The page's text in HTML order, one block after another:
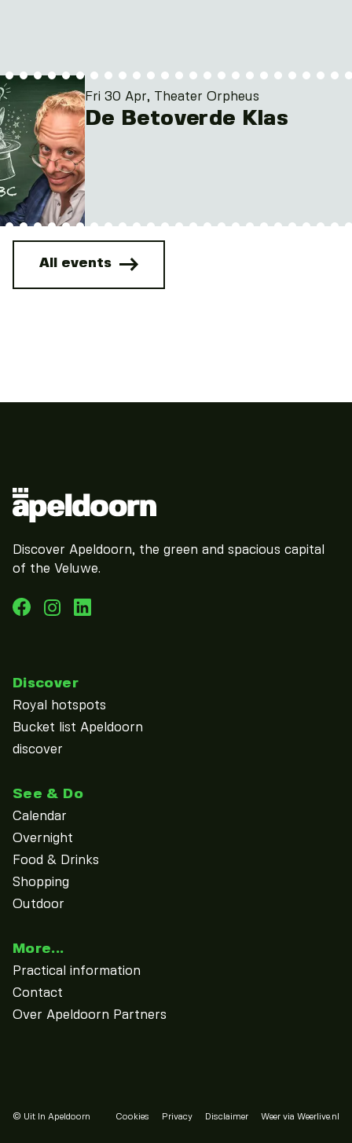
Fri 30 Apr, Theater Orpheus
De Betoverde Klas
All events
Discover Apeldoorn, the green and spacious capital
of the Veluwe.
Discover
Royal hotspots
Bucket list Apeldoorn
discover
See & Do
Calendar
Overnight
Food & Drinks
Shopping
Outdoor
More...
Practical information
Contact
Over Apeldoorn Partners
© Uit In Apeldoorn Cookies Privacy Disclaimer Weer via Weerlive.nl